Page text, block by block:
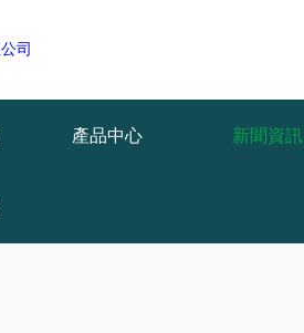
產品中心 新聞資訊